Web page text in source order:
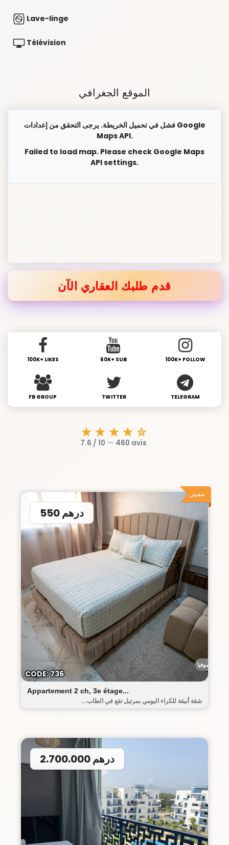
Lave-linge
Télévision
الموقع الجغرافي
فشل في تحميل الخريطة. يرجى التحقق من إعدادات Google
Maps API.
Failed to load map. Please check Google Maps
API settings.
قدم طلبك العقاري الآن
100K+ LIKES 60K+ SUB 100K+ FOLLOW
FB GROUP TWITTER TELEGRAM
★★★★☆
7.6 / 10 — 460 avis
مميز
رياض صوفيا
Appartement 2 ch, 3e étage...
550 درهم
شقة أنيقة للكراء اليومي بمرتيل تقع في الطاب...
CODE: 736
2.700.000 درهم